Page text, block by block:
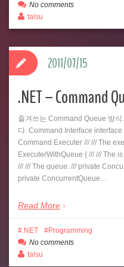
No comments
talsu
.NET – Command
즐겨쓰는 Command Queue 방
다. Command Interface
Command Executer /// /// The
ExecuterWithQueue { /// /// The
/// /// The queue. /// private
private ConcurrentQueue…
Read More
2011/07/15
.NET
Programming
No comments
talsu